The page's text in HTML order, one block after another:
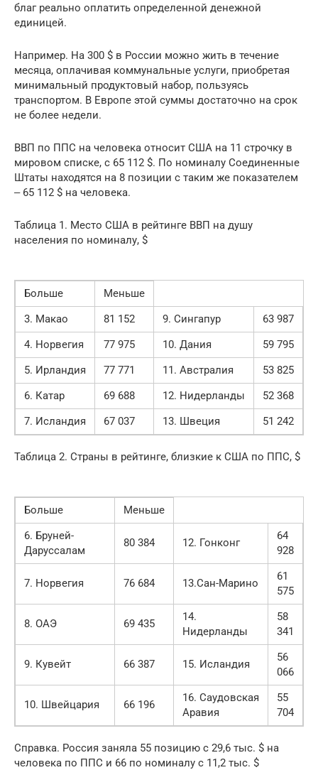
благ реально оплатить определенной денежной
единицей.
Например. На 300 $ в России можно жить в течение
месяца, оплачивая коммунальные услуги, приобретая
минимальный продуктовый набор, пользуясь
транспортом. В Европе этой суммы достаточно на срок
не более недели.
ВВП по ППС на человека относит США на 11 строчку в
мировом списке, с 65 112 $. По номиналу Соединенные
Штаты находятся на 8 позиции с таким же показателем
‒ 65 112 $ на человека.
Таблица 1. Место США в рейтинге ВВП на душу
населения по номиналу, $
Больше
Меньше
3. Макао
81 152 9. Сингапур
63 987
4. Норвегия
77 975 10. Дания
59 795
5. Ирландия
77 771 11. Австралия
53 825
6. Катар
69 688 12. Нидерланды
52 368
7. Исландия
67 037 13. Швеция 51 242
Таблица 2. Страны в рейтинге, близкие к США по ППС, $
Больше
Меньше
6. Бруней-
Даруссалам
80 384 12. Гонконг
64
928
7. Норвегия 76 684 13.Сан-Марино
61
575
8. ОАЭ 69 435
14.
Нидерланды
58
341
9. Кувейт 66 387 15. Исландия
56
066
10. Швейцария 66 196
16. Саудовская
Аравия
55
704
Справка. Россия заняла 55 позицию с 29,6 тыс. $ на
человека по ППС и 66 по номиналу с 11,2 тыс. $